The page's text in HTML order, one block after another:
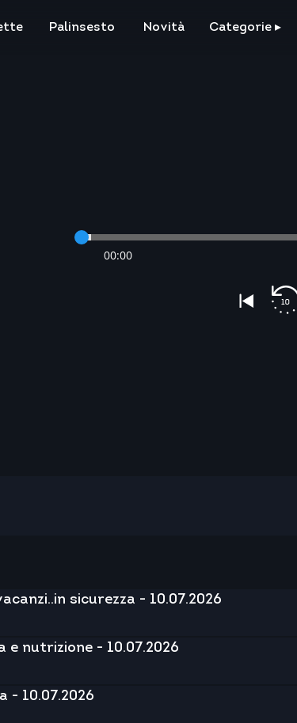
Palinsesto Novità Categorie▸
00:00
sicurezza - 10.07.2026
e nutrizione - 10.07.2026
- 10.07.2026